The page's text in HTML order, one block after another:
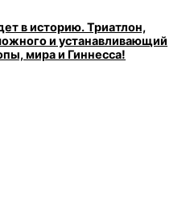
в историю. Триатлон,
и устанавливающий
мира и Гиннесса!